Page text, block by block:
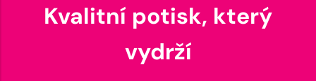
Kvalitní potisk, který
vydrží